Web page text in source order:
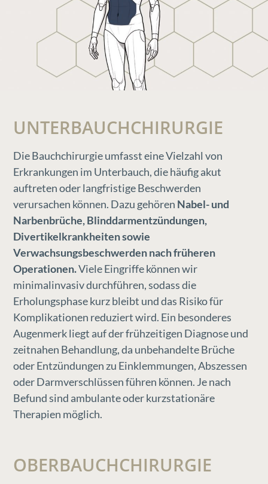
UNTERBAUCHCHIRURGIE
Die Bauchchirurgie umfasst eine Vielzahl von
Erkrankungen im Unterbauch, die häufig akut
auftreten oder langfristige Beschwerden
verursachen können. Dazu gehören Nabel- und
Narbenbrüche, Blinddarmentzündungen,
Divertikelkrankheiten sowie
Verwachsungsbeschwerden nach früheren
Operationen.Viele Eingriffe können wir
minimalinvasiv durchführen, sodass die
Erholungsphase kurz bleibt und das Risiko für
Komplikationen reduziert wird. Ein besonderes
Augenmerk liegt auf der frühzeitigen Diagnose und
zeitnahen Behandlung, da unbehandelte Brüche
oder Entzündungen zu Einklemmungen, Abszessen
oder Darmverschlüssen führen können. Je nach
Befund sind ambulante oder kurzstationäre
Therapien möglich.
OBERBAUCHCHIRURGIE